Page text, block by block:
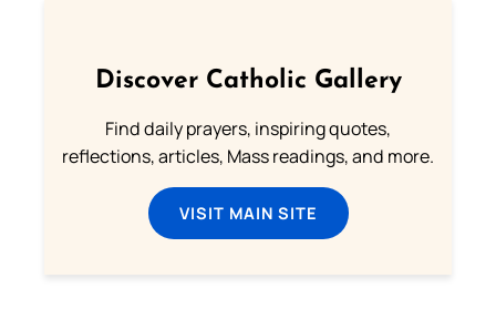
Discover Catholic Gallery
Find daily prayers, inspiring quotes,
reflections, articles, Mass readings, and more.
VISIT MAIN SITE